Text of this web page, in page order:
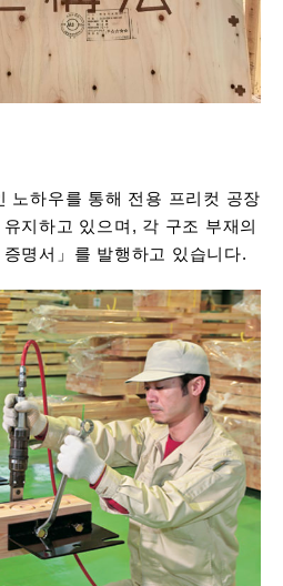
노하우를 통해 전용 프리컷 공장
지하고 있으며, 각 구조 부재의
명서」를 발행하고 있습니다.